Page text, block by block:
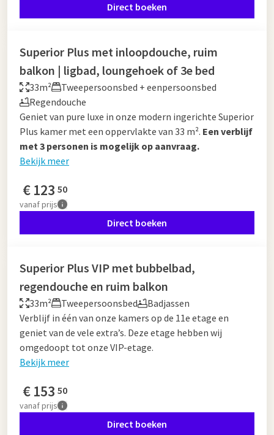
Direct boeken
Superior Plus met inloopdouche, ruim
balkon | ligbad, loungehoek of 3e bed
33m²
Tweepersoonsbed + eenpersoonsbed
Regendouche
Geniet van pure luxe in onze modern ingerichte Superior
Plus kamer met een oppervlakte van 33 m². Een verblijf
met 3 personen is mogelijk op aanvraag.
Bekijk meer
€123 50
vanafprijs
Direct boeken
Superior Plus VIP met bubbelbad,
regendouche en ruim balkon
33m² Tweepersoonsbed
Badjassen
Verblijf in één van onze kamers op de 11e etage en
geniet van de vele extra’s. Deze etage hebben wij
omgedoopt tot onze VIP-etage.
Bekijk meer
€153 50
vanafprijs
Direct boeken